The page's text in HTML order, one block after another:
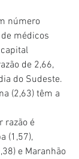
número
médicos
de 2,66,
do Sudeste.
(2,63) têm a
razão é
(1,57),
e Maranhão